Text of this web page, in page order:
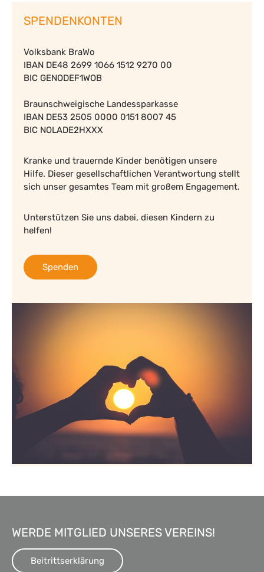
SPENDENKONTEN
Volksbank BraWo
IBAN DE48 2699 1066 1512 9270 00
BIC GENODEF1WOB
Braunschweigische Landessparkasse
IBAN DE53 2505 0000 0151 8007 45
BIC NOLADE2HXXX
Kranke und trauernde Kinder benötigen unsere
Hilfe. Dieser gesellschaftlichen Verantwortung stellt
sich unser gesamtes Team mit großem Engagement.
Unterstützen Sie uns dabei, diesen Kindern zu
helfen!
Spenden
WERDE MITGLIED UNSERES VEREINS!
Beitrittserklärung